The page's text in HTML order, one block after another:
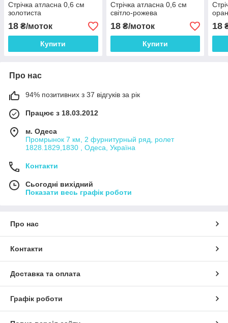
Стрічка атласна 0,6 см
золотиста
18 ₴/моток
Купити
Стрічка атласна 0,6 см
світло-рожева
18₴/моток
Купити
18
Про нас
94% позитивних з 37 відгуків за рік
Працює з 18.03.2012
м. Одеса
Промрынок 7 км, 2 фурнитурный ряд, ролет
1828.1829,1830 , Одеса, Україна
Контакти
Сьогодні вихідний
Показати весь графік роботи
Про нас
Контакти
Доставка та оплата
Графік роботи